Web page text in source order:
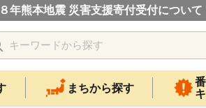
年熊本地震 災害支援寄付受付について
まちから探す